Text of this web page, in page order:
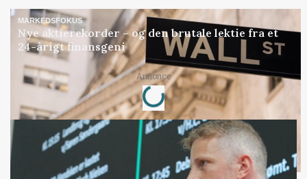
MARKEDSFOKUS
Nye aktierekorder – og den brutale lektie fra et
24-årigt finansgeni
Annonce
Loading...